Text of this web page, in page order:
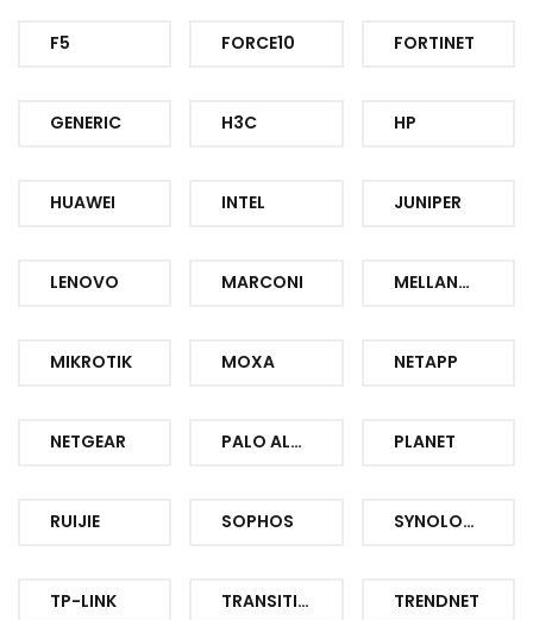
F5 FORCE10 FORTINET
GENERIC H3C HP
HUAWEI INTEL JUNIPER
LENOVO MARCONI MELLANOX
MIKROTIK MOXA NETAPP
NETGEAR PALO ALTO PLANET
RUIJIE SOPHOS SYNOLOGY
TP-LINK TRANSITION TRENDNET